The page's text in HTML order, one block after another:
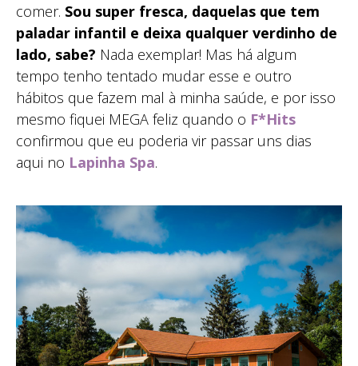
comer. Sou super fresca, daquelas que tem
paladar infantil e deixa qualquer verdinho de
lado, sabe? Nada exemplar! Mas há algum
tempo tenho tentado mudar esse e outro
hábitos que fazem mal à minha saúde, e por isso
mesmo fiquei MEGA feliz quando o F*Hits
confirmou que eu poderia vir passar uns dias
aqui no Lapinha Spa.